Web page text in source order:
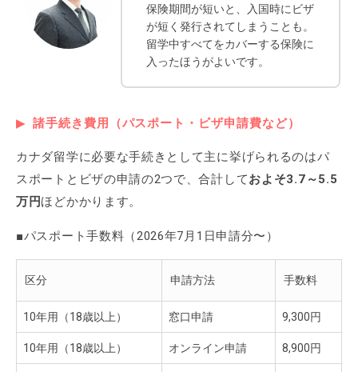
保険期間が短いと、入国時にビザ
が短く発行されてしまうことも。
留学中すべてをカバーする保険に
入ったほうがよいです。
諸手続き費用（パスポート・ビザ申請費など）
カナダ留学に必要な手続きとして主に挙げられるのはパ
スポートとビザの申請の2つで、合計しておよそ3.7～5.5
万円ほどかかります。
■パスポート手数料（2026年7月1日申請分〜）
区分 申請方法 手数料
10年用（18歳以上） 窓口申請 9,300円
10年用（18歳以上） オンライン申請 8,900円